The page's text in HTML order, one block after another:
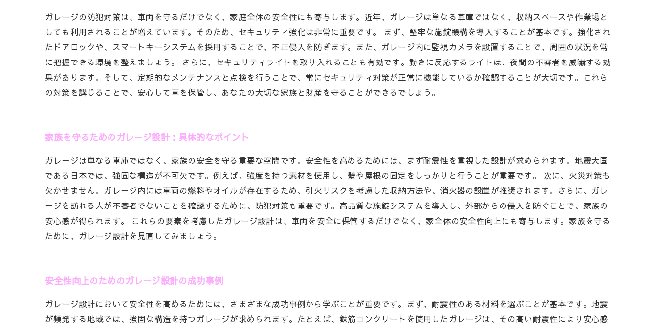
ガレージの防犯対策は、車両を守るだけでなく、家庭全体の安全性にも寄与します。近年、ガレージは単なる車庫ではなく、収納スペースや作業場と
しても利用されることが増えています。そのため、セキュリティ強化は非常に重要です。 まず、堅牢な施錠機構を導入することが基本です。強化され
たドアロックや、スマートキーシステムを採用することで、不正侵入を防ぎます。また、ガレージ内に監視カメラを設置することで、周囲の状況を常
に把握できる環境を整えましょう。 さらに、セキュリティライトを取り入れることも有効です。動きに反応するライトは、夜間の不審者を威嚇する効
果があります。そして、定期的なメンテナンスと点検を行うことで、常にセキュリティ対策が正常に機能しているか確認することが大切です。これら
の対策を講じることで、安心して車を保管し、あなたの大切な家族と財産を守ることができるでしょう。
家族を守るためのガレージ設計：具体的なポイント
ガレージは単なる車庫ではなく、家族の安全を守る重要な空間です。安全性を高めるためには、まず耐震性を重視した設計が求められます。地震大国
である日本では、強固な構造が不可欠です。例えば、強度を持つ素材を使用し、壁や屋根の固定をしっかりと行うことが重要です。 次に、火災対策も
欠かせません。ガレージ内には車両の燃料やオイルが存在するため、引火リスクを考慮した収納方法や、消火器の設置が推奨されます。さらに、ガレ
ージを訪れる人が不審者でないことを確認するために、防犯対策も重要です。高品質な施錠システムを導入し、外部からの侵入を防ぐことで、家族の
安心感が得られます。 これらの要素を考慮したガレージ設計は、車両を安全に保管するだけでなく、家全体の安全性向上にも寄与します。家族を守る
ために、ガレージ設計を見直してみましょう。
安全性向上のためのガレージ設計の成功事例
ガレージ設計において安全性を高めるためには、さまざまな成功事例から学ぶことが重要です。まず、耐震性のある材料を選ぶことが基本です。地震
が頻発する地域では、強固な構造を持つガレージが求められます。たとえば、鉄筋コンクリートを使用したガレージは、その高い耐震性により安心感